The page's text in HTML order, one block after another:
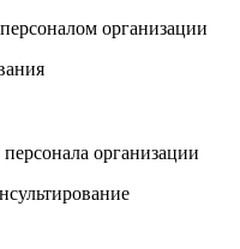
организации
организации